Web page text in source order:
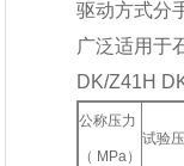
驱动方式分
广泛适用于
DK/Z41H
公称压力
（ MPa）
试验